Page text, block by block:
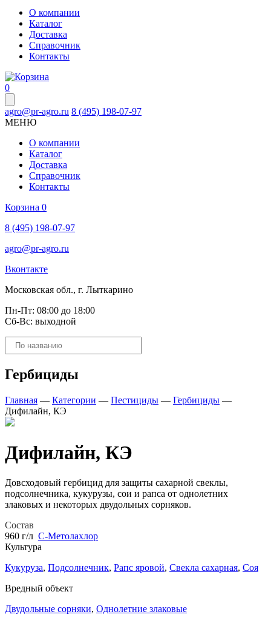
О компании
Каталог
Доставка
Справочник
Контакты
0
agro@pr-agro.ru 8 (495) 198-07-97
МЕНЮ
О компании
Каталог
Доставка
Справочник
Контакты
Корзина 0
8 (495) 198-07-97
agro@pr-agro.ru
Вконтакте
Московская обл., г. Лыткарино
Пн-Пт: 08:00 до 18:00
Сб-Вс: выходной
Поиск
товаров
Гербициды
Главная — Категории — Пестициды — Гербициды —
Дифилайн, КЭ
Дифилайн, КЭ
Довсходовый гербицид для защиты сахарной свеклы,
подсолнечника, кукурузы, сои и рапса от однолетних
злаковых и некоторых двудольных сорняков.
Состав
960 г/л С-Метолахлор
Культура
Кукуруза, Подсолнечник, Рапс яровой, Свекла сахарная, Соя
Вредный объект
Двудольные сорняки, Однолетние злаковые